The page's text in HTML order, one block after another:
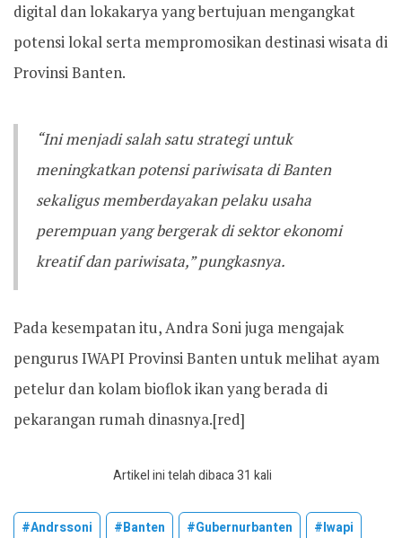
digital dan lokakarya yang bertujuan mengangkat
potensi lokal serta mempromosikan destinasi wisata di
Provinsi Banten.
“Ini menjadi salah satu strategi untuk
meningkatkan potensi pariwisata di Banten
sekaligus memberdayakan pelaku usaha
perempuan yang bergerak di sektor ekonomi
kreatif dan pariwisata,” pungkasnya.
Pada kesempatan itu, Andra Soni juga mengajak
pengurus IWAPI Provinsi Banten untuk melihat ayam
petelur dan kolam bioflok ikan yang berada di
pekarangan rumah dinasnya.[red]
Artikel ini telah dibaca 31 kali
#andrssoni #banten #gubernurbanten
#iwapi